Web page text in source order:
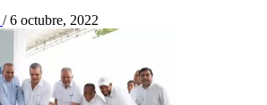
/ 6 octubre, 2022